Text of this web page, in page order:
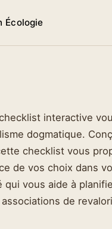
Écologie
interactive
dogmatique.
checklist vous
de vos choix dans
vous aide à
de